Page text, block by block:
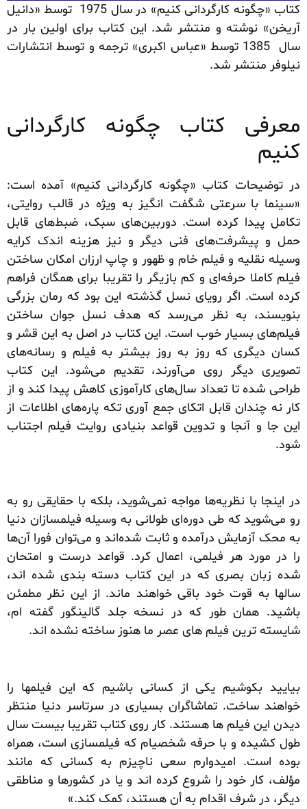
کتاب «چگونه کارگردانی کنیم» در سال 1975 توسط «دانیل
آریخن» نوشته و منتشر شد. این کتاب برای اولین بار در
سال 1385 توسط «عباس اکبری» ترجمه و توسط انتشارات
نیلوفر منتشر شد.
معرفی کتاب چگونه کارگردانی
کنیم
در توضیحات کتاب «چگونه کارگردانی کنیم» آمده است:
«سینما با سرعتی شگفت انگیز به ویژه در قالب روایتی،
تکامل پیدا کرده است. دوربین‌های سبک، ضبط‌های قابل
حمل و پیشرفت‌های فنی دیگر و نیز هزینه‌ اندک کرایه‌
وسیله‌ نقلیه و فیلم خام و ظهور و چاپ ارزان امکان ساختن
فیلم کاملا حرفه‌ای و کم بازیگر را تقریبا برای همگان فراهم
کرده است. اگر رویای نسل گذشته این بود که رمان بزرگی
بنویسند، به نظر می‌رسد که هدف نسل جوان ساختن
فیلم‌های بسیار خوب است. این کتاب در اصل به این قشر و
کسان دیگری که روز به روز بیشتر به فیلم و رسانه‌های
تصویری دیگر روی می‌آورند، تقدیم می‌شود. این کتاب
طراحی شده تا تعداد سال‌های کارآموزی کاهش پیدا کند و از
کار نه چندان قابل اتکای جمع آوری تکه پاره‌های اطلاعات از
این جا و آنجا و تدوین قواعد بنیادی روایت فیلم اجتناب
شود.
در اینجا با نظریه‌ها مواجه نمی‌شوید، بلکه با حقایقی رو به
رو می‌شوید که طی دوره‌ای طولانی به وسیله فیلمسازان دنیا
به محک آزمایش درآمده و ثابت شده‌اند و می‌توان فورا آن‌ها
را در مورد هر فیلمی، اعمال کرد. قواعد درست و امتحان
شده زبان بصری که در این کتاب دسته بندی شده اند،
سالها به قوت خود باقی خواهند ماند. از این نظر مطمئن
باشید. همان طور که در نسخه جلد گالینگور گفته ام،
شایسته ترین فیلم های عصر ما هنوز ساخته نشده اند.
بیایید بکوشیم یکی از کسانی باشیم که این فیلمها را
خواهند ساخت. تماشاگران بسیاری در سرتاسر دنیا منتظر
دیدن این فیلم ها هستند. کار روی کتاب تقریبا بیست سال
طول کشیده و با حرفه شخصیام که فیلمسازی است، همراه
بوده است. امیدوارم سعی ناچیزم به کسانی که مانند
مؤلف، کار خود را شروع کرده اند و یا در کشورها و مناطقی
دیگر، در شرف اقدام به أن هستند، کمک کند.»